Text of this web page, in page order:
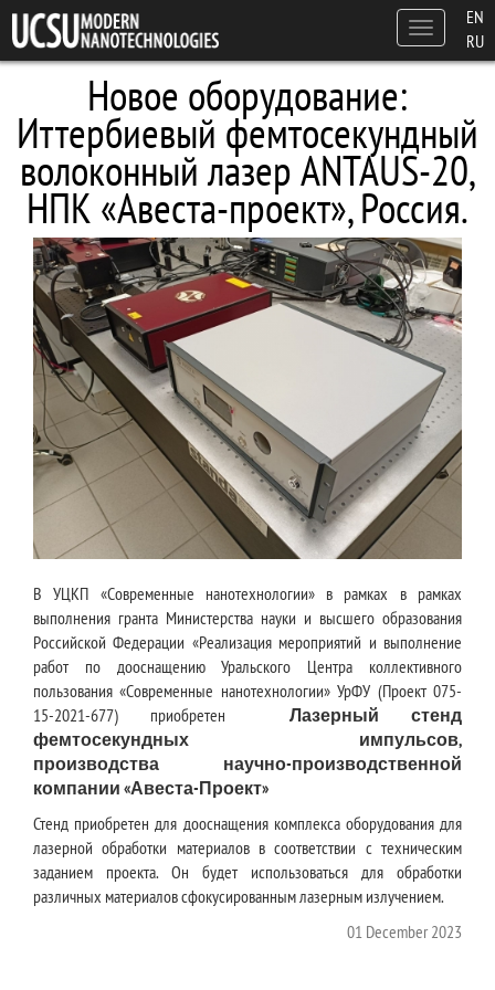
Skip to main content
Toggle
navigation
EN
RU
Новое оборудование:
Иттербиевый фемтосекундный
волоконный лазер ANTAUS-20,
НПК «Авеста-проект», Россия.
В УЦКП «Современные нанотехнологии» в рамках в рамках
выполнения гранта Министерства науки и высшего образования
Российской Федерации «Реализация мероприятий и выполнение
работ по дооснащению Уральского Центра коллективного
пользования «Современные нанотехнологии» УрФУ (Проект 075-
15-2021-677) приобретен Лазерный стенд
фемтосекундных импульсов,
производства научно-производственной
компании «Авеста-Проект»
Стенд приобретен для дооснащения комплекса оборудования для
лазерной обработки материалов в соответствии с техническим
заданием проекта. Он будет использоваться для обработки
различных материалов сфокусированным лазерным излучением.
01 December 2023